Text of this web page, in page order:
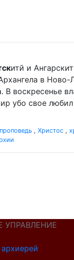
итй и
в Ново-
воскресенье
убо свое любил
проповедь , Христос ,
УПРАВЛЕНИЕ